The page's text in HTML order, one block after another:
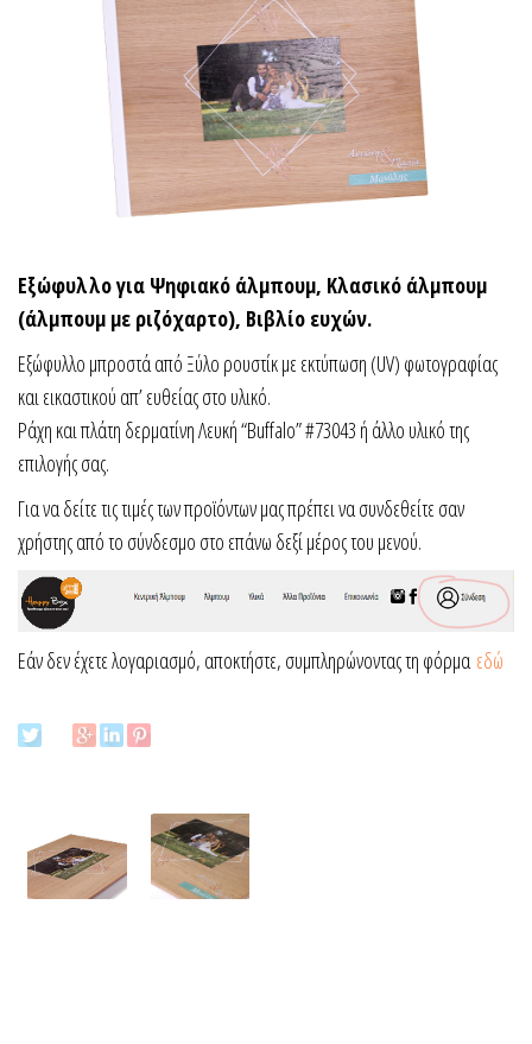
Εξώφυλλο για Ψηφιακό άλμπουμ, Κλασικό άλμπουμ
(άλμπουμ με ριζόχαρτο), Βιβλίο ευχών.
Εξώφυλλο μπροστά από Ξύλο ρουστίκ με εκτύπωση (UV) φωτογραφίας
και εικαστικού απ’ ευθείας στο υλικό.
Ράχη και πλάτη δερματίνη Λευκή “Buffalo” #73043 ή άλλο υλικό της
επιλογής σας.
Για να δείτε τις τιμές των προϊόντων μας πρέπει να συνδεθείτε σαν
χρήστης από το σύνδεσμο στο επάνω δεξί μέρος του μενού.
Εάν δεν έχετε λογαριασμό, αποκτήστε, συμπληρώνοντας τη φόρμα εδώ